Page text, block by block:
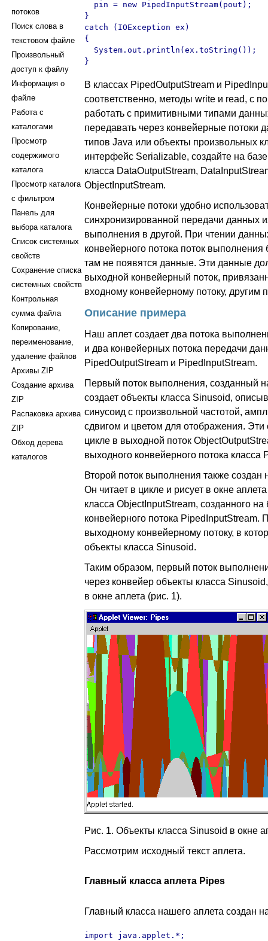
потоков
Поиск слова в
текстовом файле
Произвольный
доступ к файлу
Информация о
файле
Работа с
каталогами
Просмотр
содержимого
каталога
Просмотр каталога
с фильтром
Панель для
выбора каталога
Список системных
свойств
Сохранение списка
системных свойств
Контрольная
сумма файла
Копирование,
переименование,
удаление файлов
Архивы ZIP
Создание архива
ZIP
Распаковка архива
ZIP
Обход дерева
каталогов
  pin = new PipedInputStream(pout);
}
catch (IOException ex)
{
  System.out.println(ex.toString());
}
В классах PipedOutputStream и
соответственно, методы write и read, с
работать с примитивными типами
передавать через конвейерные потоки
типов Java или объекты произвольных
интерфейс Serializable, создайте на базе
класса DataOutputStream,
ObjectInputStream.
Конвейерные потоки удобно
синхронизированной передачи данных
выполнения в другой. При чтении
конвейерного потока поток выполнения
там не появятся данные. Эти данные
выходной конвейерный поток,
входному конвейерному потоку, другим
Описание примера
Наш аплет создает два потока
и два конвейерных потока передачи
PipedOutputStream и PipedInputStream.
Первый поток выполнения, созданный
создает объекты класса Sinusoid,
синусоид с произвольной частотой,
сдвигом и цветом для отображения.
цикле в выходной поток
выходного конвейерного потока класса
Второй поток выполнения также создан
Он читает в цикле и рисует в окне
класса ObjectInputStream, созданного на
конвейерного потока PipedInputStream.
выходному конвейерному потоку, в
объекты класса Sinusoid.
Таким образом, первый поток
через конвейер объекты класса
в окне аплета (рис. 1).
Рис. 1. Объекты класса Sinusoid в окне
Рассмотрим исходный текст аплета.
Главный класса аплета Pipes
Главный класса нашего аплета создан
import java.applet.*;